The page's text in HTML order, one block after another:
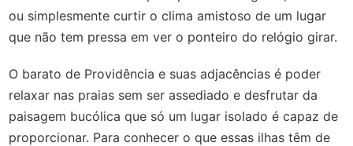
ou simplesmente curtir o clima amistoso de um lugar
que não tem pressa em ver o ponteiro do relógio girar.
O barato de Providência e suas adjacências é poder
relaxar nas praias sem ser assediado e desfrutar da
paisagem bucólica que só um lugar isolado é capaz de
proporcionar. Para conhecer o que essas ilhas têm de